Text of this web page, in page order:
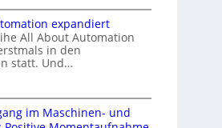
a
n
d
s
b
e
expandiert
All About Automation
in den
statt. Und…
im Maschinen- und